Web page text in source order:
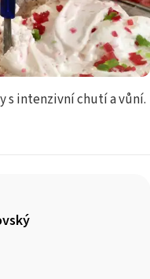
s intenzivní chutí a vůní.